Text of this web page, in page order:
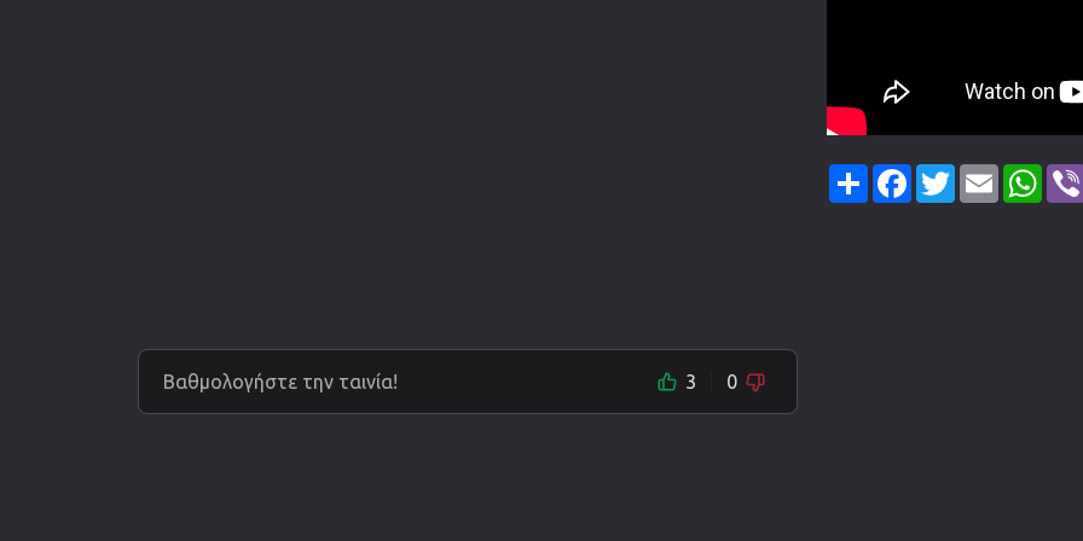
Βαθμολογήστε την ταινία! 3 0
ShareFacebook
TwitterEmail